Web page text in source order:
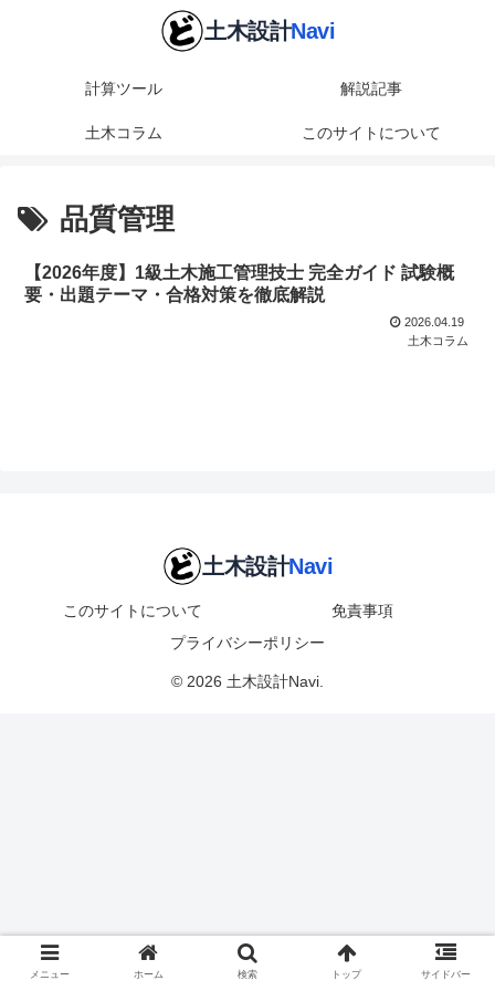
計算ツール 解説記事
土木コラム このサイトについて
品質管理
【2026年度】1級土木施工管理技士 完全ガイド 試験概
要・出題テーマ・合格対策を徹底解説
2026.04.19
土木コラム
このサイトについて
免責事項
プライバシーポリシー
© 2026 土木設計Navi.
メニュー ホーム 検索 トップ サイドバー